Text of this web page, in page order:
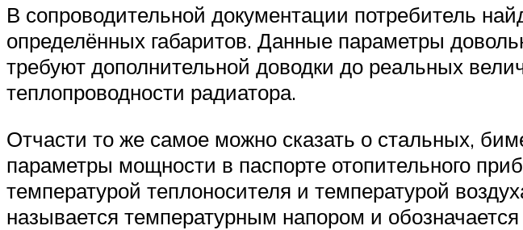
В сопроводительной документации потребитель
определённых габаритов. Данные параметры
требуют дополнительной доводки до реальных
теплопроводности радиатора.
Отчасти то же самое можно сказать о стальных,
параметры мощности в паспорте отопительного
температурой теплоносителя и температурой
называется температурным напором и